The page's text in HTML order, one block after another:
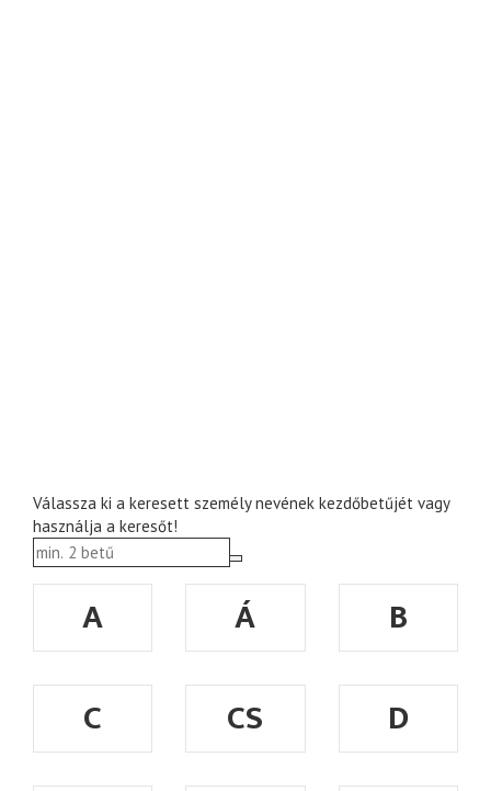
Válassza ki a keresett személy nevének kezdőbetűjét vagy
használja a keresőt!
A Á
B
C
CS
D